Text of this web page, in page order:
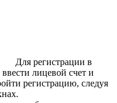
регистрации в
лицевой счет и
регистрацию, следуя
окнах.